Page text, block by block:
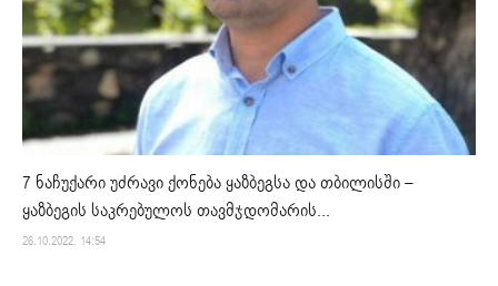
7 ნაჩუქარი უძრავი ქონება ყაზბეგსა და თბილისში –
ყაზბეგის საკრებულოს თავმჯდომარის...
26.10.2022. 14:54